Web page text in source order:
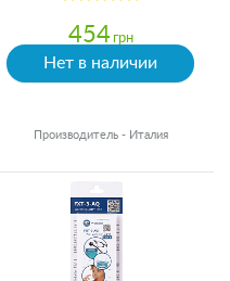
454 грн
Нет в наличии
Производитель - Италия